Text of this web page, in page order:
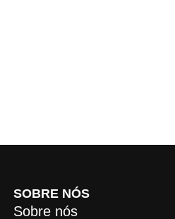
SOBRE NÓS
Sobre nós